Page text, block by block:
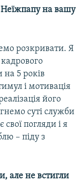
на вашу
розкривати. Я
5 років
і мотивація
його
суті служби
погляди і я
– піду з
але не встигли